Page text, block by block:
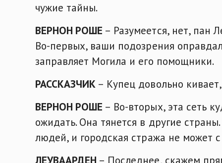
чужие тайны.
ВЕРНОН РОШЕ – Разумеется, нет, пан
Во-первых, ваши подозрения
заправляет Могила и его помощники.
РАССКАЗЧИК – Купец довольно
ВЕРНОН РОШЕ – Во-вторых, эта сеть
ожидать. Она тянется в другие
людей, и городская стража не может
ЛЕУВААРДЕН – Последнее, скажем